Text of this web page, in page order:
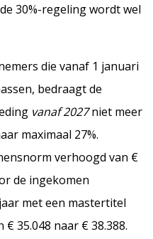
30%-regeling wordt wel
die vanaf 1 januari
bedraagt de
vanaf 2027niet meer
maximaal 27%.
verhoogd van €
de ingekomen
met een mastertitel
35.048 naar € 38.388.